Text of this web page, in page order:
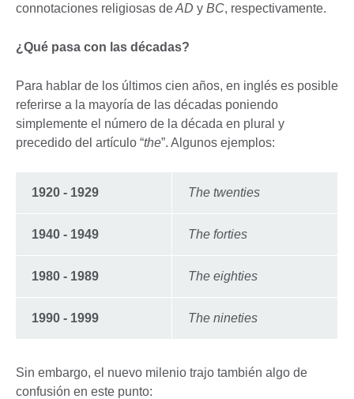
connotaciones religiosas deAD y BC, respectivamente.
¿Qué pasa con las décadas?
Para hablar de los últimos cien años, en inglés es posible
referirse a la mayoría de las décadas poniendo
simplemente el número de la década en plural y
precedido del artículo “the”. Algunos ejemplos:
1920 - 1929 The twenties
1940 - 1949 The forties
1980 - 1989 The eighties
1990 - 1999 The nineties
Sin embargo, el nuevo milenio trajo también algo de
confusión en este punto: